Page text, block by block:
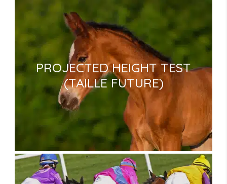
PROJECTED HEIGHT TEST
(TAILLE FUTURE)